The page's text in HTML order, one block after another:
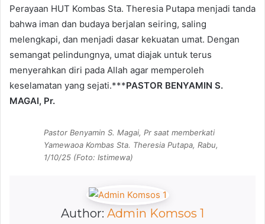
Perayaan HUT Kombas Sta. Theresia Putapa menjadi tanda
bahwa iman dan budaya berjalan seiring, saling
melengkapi, dan menjadi dasar kekuatan umat. Dengan
semangat pelindungnya, umat diajak untuk terus
menyerahkan diri pada Allah agar memperoleh
keselamatan yang sejati.***PASTOR BENYAMIN S.
MAGAI, Pr.
Pastor Benyamin S. Magai, Pr saat memberkati
Yamewaoa Kombas Sta. Theresia Putapa, Rabu,
1/10/25 (Foto: Istimewa)
Author: Admin Komsos 1